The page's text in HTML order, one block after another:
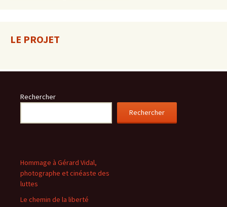
LE PROJET
Rechercher
Rechercher
Hommage à Gérard Vidal,
photographe et cinéaste des
luttes
Le chemin de la liberté